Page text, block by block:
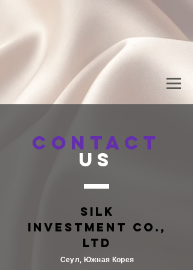
CONTACT
US
SILK
INVESTMENT CO.,
LTD
Сеул, Южная Корея